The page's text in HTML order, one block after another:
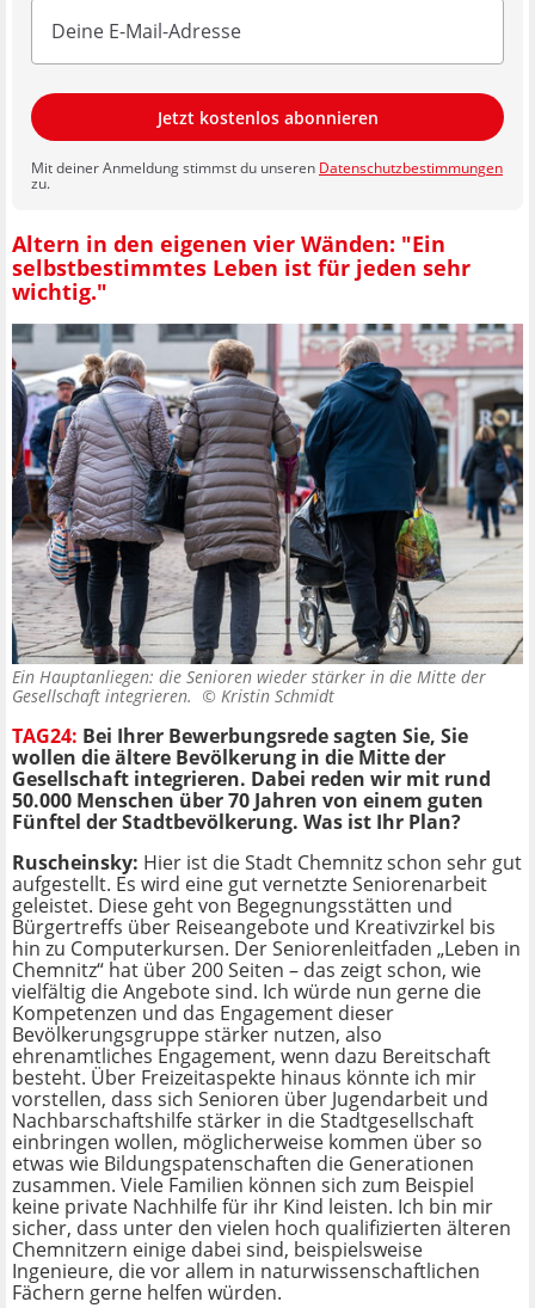
Jetzt kostenlos abonnieren
Mit deiner Anmeldung stimmst du unseren Datenschutzbestimmungen
zu.
Altern in den eigenen vier Wänden: "Ein
selbstbestimmtes Leben ist für jeden sehr
wichtig."
Ein Hauptanliegen: die Senioren wieder stärker in die Mitte der
Gesellschaft integrieren. © Kristin Schmidt
TAG24: Bei Ihrer Bewerbungsrede sagten Sie, Sie
wollen die ältere Bevölkerung in die Mitte der
Gesellschaft integrieren. Dabei reden wir mit rund
50.000 Menschen über 70 Jahren von einem guten
Fünftel der Stadtbevölkerung. Was ist Ihr Plan?
Ruscheinsky: Hier ist die Stadt Chemnitz schon sehr gut
aufgestellt. Es wird eine gut vernetzte Seniorenarbeit
geleistet. Diese geht von Begegnungsstätten und
Bürgertreffs über Reiseangebote und Kreativzirkel bis
hin zu Computerkursen. Der Seniorenleitfaden „Leben in
Chemnitz“ hat über 200 Seiten – das zeigt schon, wie
vielfältig die Angebote sind. Ich würde nun gerne die
Kompetenzen und das Engagement dieser
Bevölkerungsgruppe stärker nutzen, also
ehrenamtliches Engagement, wenn dazu Bereitschaft
besteht. Über Freizeitaspekte hinaus könnte ich mir
vorstellen, dass sich Senioren über Jugendarbeit und
Nachbarschaftshilfe stärker in die Stadtgesellschaft
einbringen wollen, möglicherweise kommen über so
etwas wie Bildungspatenschaften die Generationen
zusammen. Viele Familien können sich zum Beispiel
keine private Nachhilfe für ihr Kind leisten. Ich bin mir
sicher, dass unter den vielen hoch qualifizierten älteren
Chemnitzern einige dabei sind, beispielsweise
Ingenieure, die vor allem in naturwissenschaftlichen
Fächern gerne helfen würden.